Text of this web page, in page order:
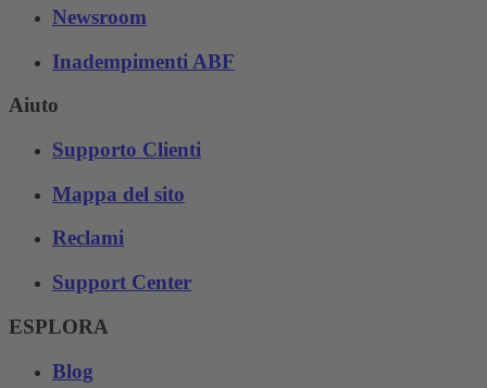
Newsroom
Inadempimenti ABF
Aiuto
Supporto Clienti
Mappa del sito
Reclami
Support Center
ESPLORA
Blog